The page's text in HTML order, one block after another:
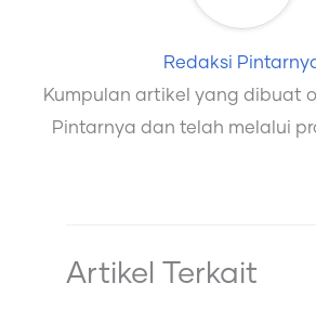
Redaksi
Kumpulan artikel yang dibuat
Pintarnya dan telah melalui
Artikel Terkait